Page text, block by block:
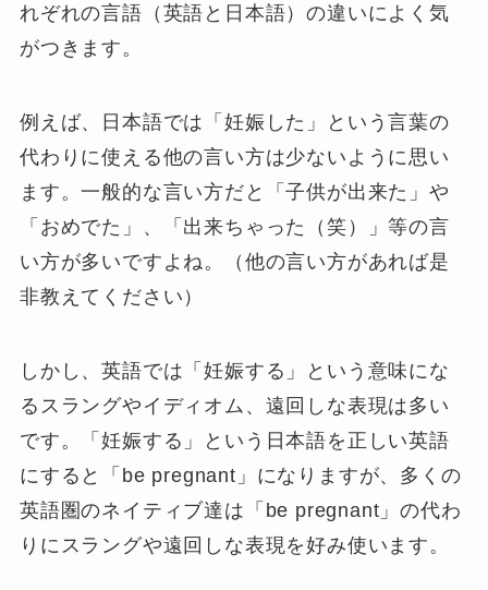
れぞれの言語（英語と日本語）の違いによく気
がつきます。
例えば、日本語では「妊娠した」という言葉の
代わりに使える他の言い方は少ないように思い
ます。一般的な言い方だと「子供が出来た」や
「おめでた」、「出来ちゃった（笑）」等の言
い方が多いですよね。（他の言い方があれば是
非教えてください）
しかし、英語では「妊娠する」という意味にな
るスラングやイディオム、遠回しな表現は多い
です。「妊娠する」という日本語を正しい英語
にすると「be pregnant」になりますが、多くの
英語圏のネイティブ達は「be pregnant」の代わ
りにスラングや遠回しな表現を好み使います。